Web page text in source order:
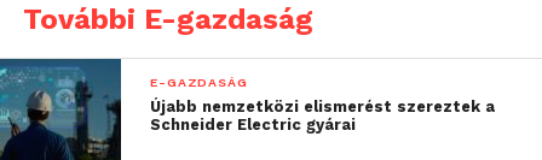
számítási kapacitás –
azaz megfelelő hardver
–, amely képes a valódi
erejét megmutatni a
További E-gazdaság
E-GAZDASÁG
Újabb nemzetközi elismerést szereztek a
Schneider Electric gyárai